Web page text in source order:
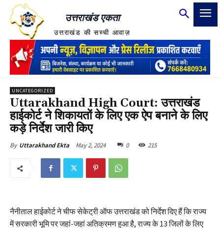
उत्तराखंड एकता
उत्तराखंड की सच्ची आवाज़
UNCATEGORIZED
Uttarakhand High Court: उत्तराखंड
हाईकोर्ट ने शिकायतों के लिए एक ऐप बनाने के लिए
कड़े निर्देश जारी किए
By Uttarakhand Ekta May 2, 2024 0 215
नैनीताल हाईकोर्ट ने चीफ सेकेट्री ऑफ उत्तराखंड को निर्देश दिए हैं कि राज्य
में सरकारी भूमि पर जहां-जहां अतिक्रमण हुआ है, राज्य के 13 जिलों के लिए